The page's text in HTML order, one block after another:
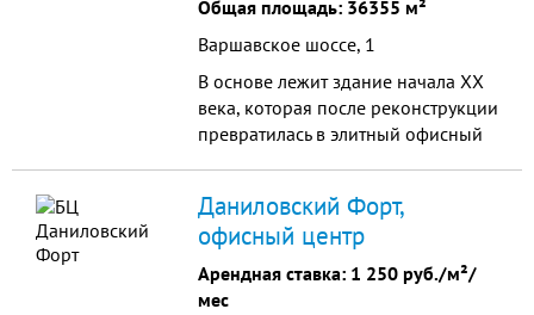
Общая площадь: 36355 м²
Варшавское шоссе, 1
В основе лежит здание начала XX
века, которая после реконструкции
превратилась в элитный офисный
используются эксклюзивные,
дорогостоящие материалы.
Даниловский Форт,
офисный центр
Арендная ставка: 1 250 руб./м²/
мес